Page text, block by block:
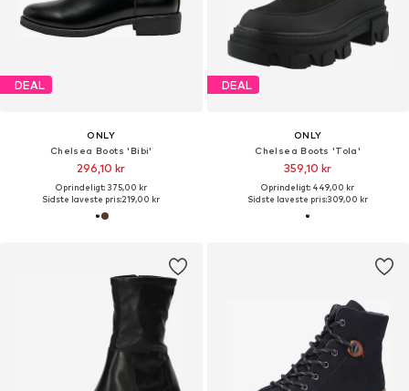
DEAL
ONLY
Chelsea Boots 'Bibi'
296,10 kr
Oprindeligt: 375,00 kr
Sidste laveste pris:219,00 kr
DEAL
ONLY
Chelsea Boots 'Tola'
359,10 kr
Oprindeligt: 449,00 kr
Sidste laveste pris:309,00 kr